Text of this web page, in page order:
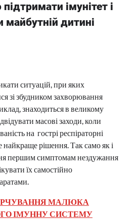
імунітет і
дитині
ситуацій, при яких
зі збудником захворювання
знаходиться в великому
масові заходи, коли
на гострі респіраторні
найкраще рішення. Так само як і
першим симптомам нездужання
їх самостійно
МАЛЮКА
ІМУННУ СИСТЕМУ